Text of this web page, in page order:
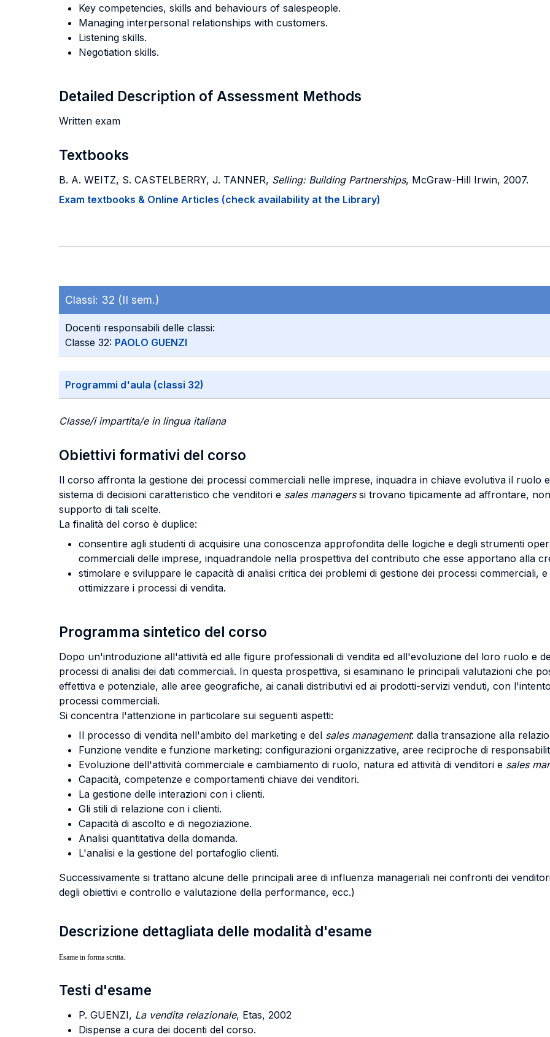
Key competencies, skills and behaviours of salespeople.
Managing interpersonal relationships with customers.
Listening skills.
Negotiation skills.
Detailed Description of Assessment Methods
Written exam
Textbooks
B. A. WEITZ, S. CASTELBERRY, J. TANNER, Selling: Building Partnerships, McGraw-Hill Irwin, 2007.
Exam textbooks & Online Articles (check availability at the Library)
Classi: 32 (II sem.)
Docenti responsabili delle classi:
Classe 32: PAOLO GUENZI
Programmi d'aula (classi 32)
Classe/i impartita/e in lingua italiana
Obiettivi formativi del corso
Il corso affronta la gestione dei processi commerciali nelle imprese, inquadra in chiave evolutiva il ruolo
sistema di decisioni caratteristico che venditori e sales managers si trovano tipicamente ad affrontare,
supporto di tali scelte.
La finalità del corso è duplice:
consentire agli studenti di acquisire una conoscenza approfondita delle logiche e degli strumenti
commerciali delle imprese, inquadrandole nella prospettiva del contributo che esse apportano alla
stimolare e sviluppare le capacità di analisi critica dei problemi di gestione dei processi commerciali,
ottimizzare i processi di vendita.
Programma sintetico del corso
Dopo un'introduzione all'attività ed alle figure professionali di vendita ed all'evoluzione del loro ruolo e
processi di analisi dei dati commerciali. In questa prospettiva, si esaminano le principali valutazioni che
effettiva e potenziale, alle aree geografiche, ai canali distributivi ed ai prodotti-servizi venduti, con
processi commerciali.
Si concentra l'attenzione in particolare sui seguenti aspetti:
Il processo di vendita nell'ambito del marketing e del sales management: dalla transazione alla
Funzione vendite e funzione marketing: configurazioni organizzative, aree reciproche di
Evoluzione dell'attività commerciale e cambiamento di ruolo, natura ed attività di venditori e sales
Capacità, competenze e comportamenti chiave dei venditori.
La gestione delle interazioni con i clienti.
Gli stili di relazione con i clienti.
Capacità di ascolto e di negoziazione.
Analisi quantitativa della domanda.
L'analisi e la gestione del portafoglio clienti.
Successivamente si trattano alcune delle principali aree di influenza manageriali nei confronti dei
degli obiettivi e controllo e valutazione della performance, ecc.)
Descrizione dettagliata delle modalità d'esame
Esame in forma scritta.
Testi d'esame
P. GUENZI, La vendita relazionale, Etas, 2002
Dispense a cura dei docenti del corso.